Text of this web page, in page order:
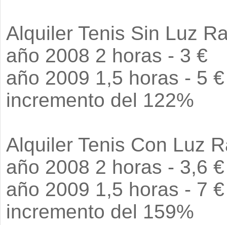
Alquiler Tenis Sin Luz
año 2008 2 horas - 3 €
año 2009 1,5 horas - 5 €
incremento del 122%
Alquiler Tenis Con Luz
año 2008 2 horas - 3,6 €
año 2009 1,5 horas - 7 €
incremento del 159%